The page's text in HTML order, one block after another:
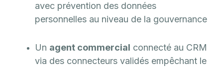
avec prévention des données
personnelles au niveau de la gouvernance
Un agent commercial connecté au CRM
via des connecteurs validés empêchant le